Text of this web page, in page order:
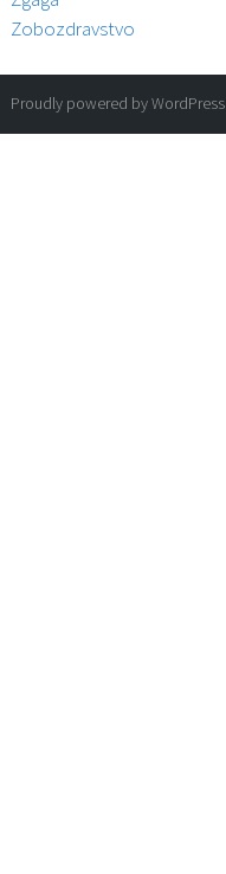
Zobozdravstvo
Proudly powered by WordPress